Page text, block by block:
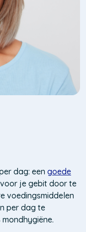
dag: een goede
je gebit door te
voedingsmiddelen
per dag te